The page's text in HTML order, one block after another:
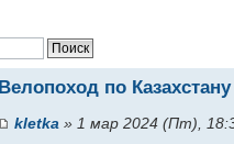
Велопоход по
kletka » 1 мар 2024 (Пт),